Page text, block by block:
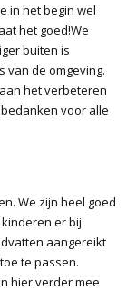
in het begin wel
het goed!We
buiten is
van de omgeving.
het verbeteren
voor alle
We zijn heel goed
er bij
aangereikt
te passen.
hier verder mee